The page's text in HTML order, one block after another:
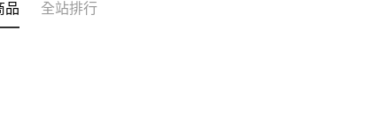
品 全站排行